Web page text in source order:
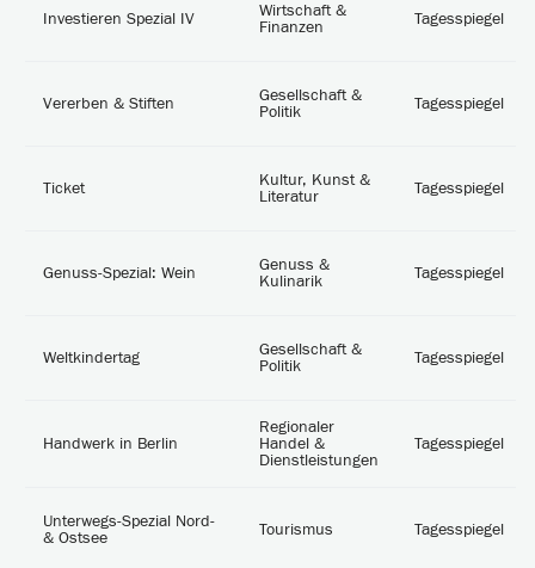
Investieren Spezial IV
Wirtschaft &
Finanzen
Tagesspiegel
Vererben & Stiften
Gesellschaft &
Politik
Tagesspiegel
Ticket
Kultur, Kunst &
Literatur
Tagesspiegel
Genuss-Spezial: Wein
Genuss &
Kulinarik
Tagesspiegel
Weltkindertag
Gesellschaft &
Politik
Tagesspiegel
Handwerk in Berlin
Regionaler
Handel &
Dienstleistungen
Tagesspiegel
Unterwegs-Spezial Nord-
& Ostsee
Tourismus Tagesspiegel